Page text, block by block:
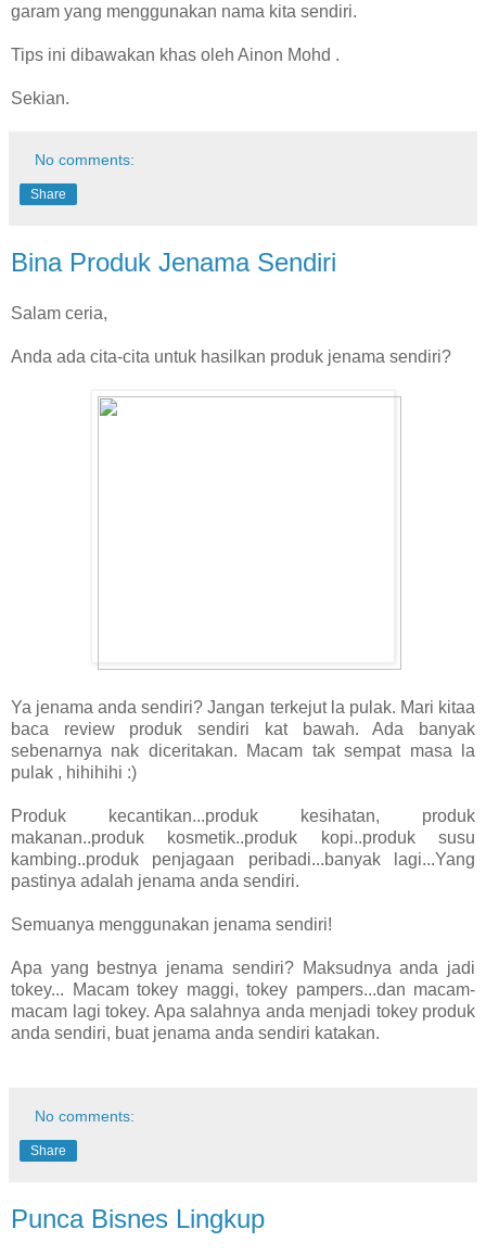
garam yang menggunakan nama kita sendiri.
Tips ini dibawakan khas oleh Ainon Mohd .
Sekian.
No comments:
Share
Bina Produk Jenama Sendiri
Salam ceria,
Anda ada cita-cita untuk hasilkan produk jenama sendiri?
Ya jenama anda sendiri? Jangan terkejut la pulak. Mari kitaa
baca review produk sendiri kat bawah. Ada banyak
sebenarnya nak diceritakan. Macam tak sempat masa la
pulak , hihihihi :)
Produk kecantikan...produk kesihatan, produk
makanan..produk kosmetik..produk kopi..produk susu
kambing..produk penjagaan peribadi...banyak lagi...Yang
pastinya adalah jenama anda sendiri.
Semuanya menggunakan jenama sendiri!
Apa yang bestnya jenama sendiri? Maksudnya anda jadi
tokey... Macam tokey maggi, tokey pampers...dan macam-
macam lagi tokey. Apa salahnya anda menjadi tokey produk
anda sendiri, buat jenama anda sendiri katakan.
No comments:
Share
Punca Bisnes Lingkup